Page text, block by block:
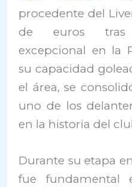
procedente del
de euros tras
excepcional en la
su capacidad
el área, se
uno de los
en la historia del
Durante su etapa
fue fundamental